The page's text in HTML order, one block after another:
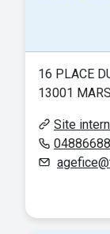
16 PLACE
13001
Site